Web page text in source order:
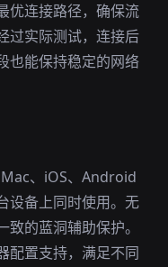
优连接路径，确保流
过实际测试，连接后
也能保持稳定的网络
、iOS、Android
设备上同时使用。无
的蓝洞辅助保护。
配置支持，满足不同